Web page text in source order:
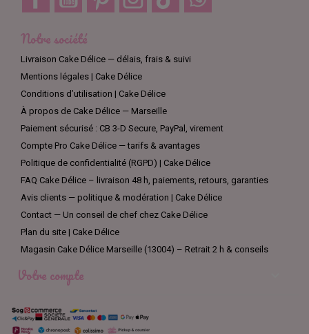
Notre société
Livraison Cake Délice — délais, frais & suivi
Mentions légales | Cake Délice
Conditions d’utilisation | Cake Délice
À propos de Cake Délice — Marseille
Paiement sécurisé : CB 3-D Secure, PayPal, virement
Compte Pro Cake Délice — tarifs & avantages
Politique de confidentialité (RGPD) | Cake Délice
FAQ Cake Délice – livraison 48 h, paiements, retours, garanties
Avis clients — politique & modération | Cake Délice
Contact — Un conseil de chef chez Cake Délice
Plan du site | Cake Délice
Magasin Cake Délice Marseille (13004) – Retrait 2 h & conseils
Votre compte